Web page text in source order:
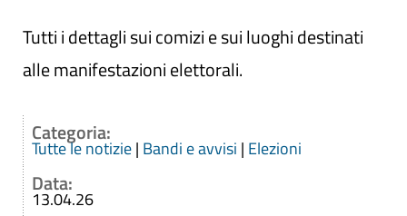
Tutti i dettagli sui comizi e sui luoghi destinati
alle manifestazioni elettorali.
Categoria:
Tutte le notizie| Bandi e avvisi | Elezioni
Data:
13.04.26